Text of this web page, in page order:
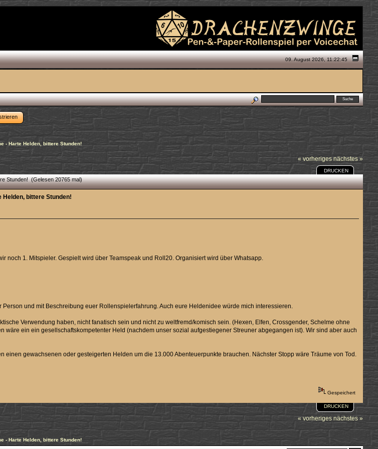
09. August 2026, 11:22:45
- Harte Helden, bittere Stunden!
« vorheriges nächstes »
DRUCKEN
Stunden! (Gelesen 20765 mal)
Helden, bittere Stunden!
noch 1. Mitspieler. Gespielt wird über Teamspeak und Roll20. Organisiert wird über Whatsapp.
und mit Beschreibung euer Rollenspielerfahrung. Auch eure Heldenidee würde mich interessieren.
Verwendung haben, nicht fanatisch sein und nicht zu weltfremd/komisch sein. (Hexen, Elfen, Crossgender, Schelme ohne
wäre ein ein gesellschaftskompetenter Held (nachdem unser sozial aufgestiegener Streuner abgegangen ist). Wir sind aber auch
einen gewachsenen oder gesteigerten Helden um die 13.000 Abenteuerpunkte brauchen. Nächster Stopp wäre Träume von Tod.
Gespeichert
DRUCKEN
« vorheriges nächstes »
- Harte Helden, bittere Stunden!